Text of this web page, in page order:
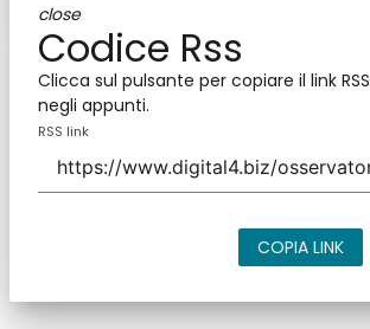
close
Codice Rss
Clicca sul pulsante per copiare il link RSS
negli appunti.
RSS link
COPIA LINK